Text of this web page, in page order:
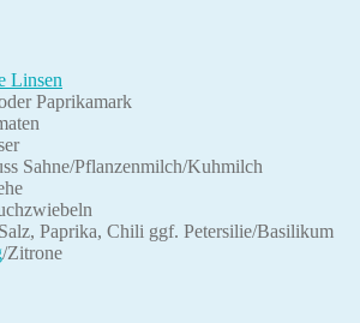
Linsen
Paprikamark
Sahne/Pflanzenmilch/Kuhmilch
Paprika, Chili ggf. Petersilie/Basilikum
/Zitrone